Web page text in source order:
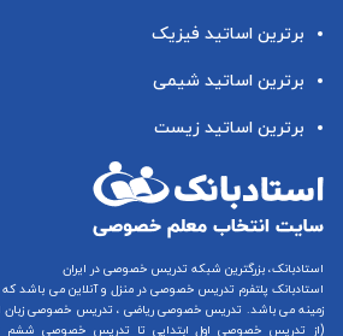
برترین اساتید فیزیک
برترین اساتید شیمی
برترین اساتید زیست
استادبانک، بزرگترین شبکه تدریس خصوصی در ایران
استادبانک پلتفرم تدریس خصوصی در منزل و آنلاین
زمینه می باشد. تدریس خصوصی ریاضی ، تدریس خصوصی زبان
(از تدریس خصوصی اول ابتدایی تا تدریس خصوصی ششم